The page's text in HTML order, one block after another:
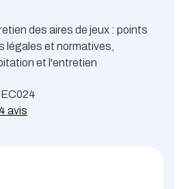
des aires de jeux : points
légales et normatives,
et l'entretien
avis